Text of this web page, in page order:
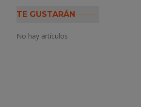
TE GUSTARÁN
No hay artículos